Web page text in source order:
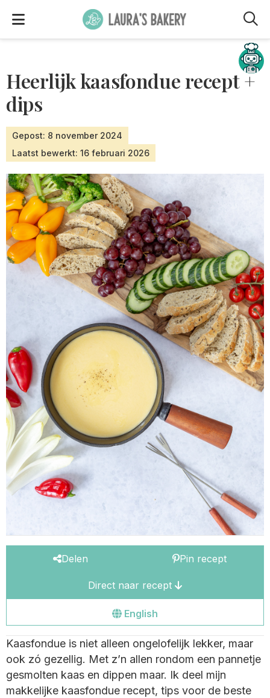
Heerlijk kaasfondue recept +
dips
Gepost: 8 november 2024
Laatst bewerkt: 16 februari 2026
Delen Pin recept
English
the
english
site
Direct naar recept
Kaasfondue is niet alleen ongelofelijk lekker, maar
ook zó gezellig. Met z’n allen rondom een pannetje
gesmolten kaas en dippen maar. Ik deel mijn
makkelijke kaasfondue recept, tips voor de beste